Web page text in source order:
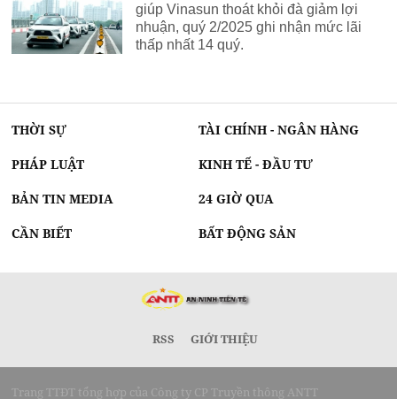
giúp Vinasun thoát khỏi đà giảm lợi
nhuận, quý 2/2025 ghi nhận mức lãi
thấp nhất 14 quý.
THỜI SỰ TÀI CHÍNH - NGÂN HÀNG
PHÁP LUẬT KINH TẾ - ĐẦU TƯ
BẢN TIN MEDIA 24 GIỜ QUA
CẦN BIẾT BẤT ĐỘNG SẢN
RSS GIỚI THIỆU
Trang TTĐT tổng hợp của Công ty CP Truyền thông ANTT